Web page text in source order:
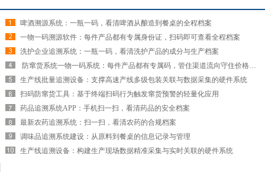
啤酒溯源系统：一瓶一码，看清啤酒从酿造到餐桌的全程档案
一物一码溯源软件：每件产品都有专属身份证，扫码即可查看全程档案
洗护企业追溯系统：一瓶一码，看清洗护产品的成分与生产档案
​ 防窜货系统一物一码系统：每件产品都有专属码，管住渠道流向守住价格红线
生产线批量追溯设备：支撑高速产线多级包装关联与数据采集的硬件系统
扫码防窜货工具：基于终端扫码行为触发窜货预警的轻量化应用
药品追溯系统APP：手机扫一扫，看清药品的安全档案
最新农药追溯系统：扫一扫，看清农药的合规档案
调味品追溯系统建设：从原料到餐桌的信息记录与管理
生产线追溯设备：构建生产现场数据精准采集与实时关联的硬件系统